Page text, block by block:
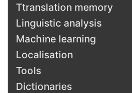
Ttranslation memory
Linguistic analysis
Machine learning
Localisation
Tools
Dictionaries